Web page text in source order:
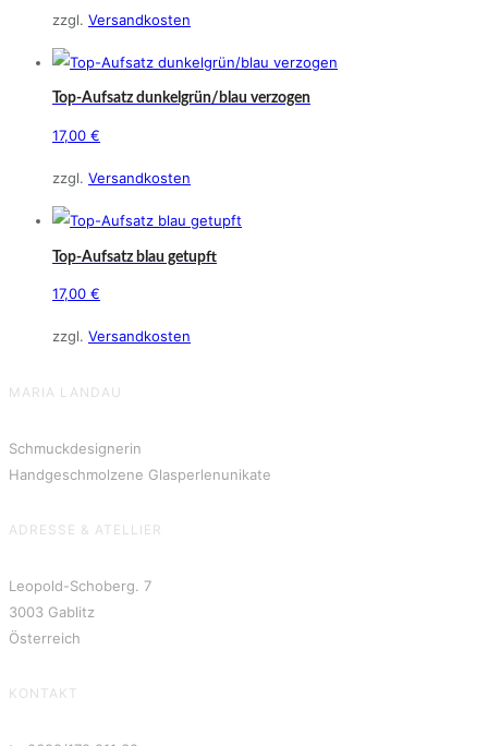
zzgl. Versandkosten
Top-Aufsatz dunkelgrün/blau verzogen
17,00 €
zzgl. Versandkosten
Top-Aufsatz blau getupft
17,00 €
zzgl. Versandkosten
MARIA LANDAU
Schmuckdesignerin
Handgeschmolzene Glasperlenunikate
ADRESSE & ATELLIER
Leopold-Schoberg. 7
3003 Gablitz
Österreich
KONTAKT